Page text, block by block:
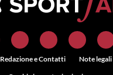
Redazione e Contatti Note legali